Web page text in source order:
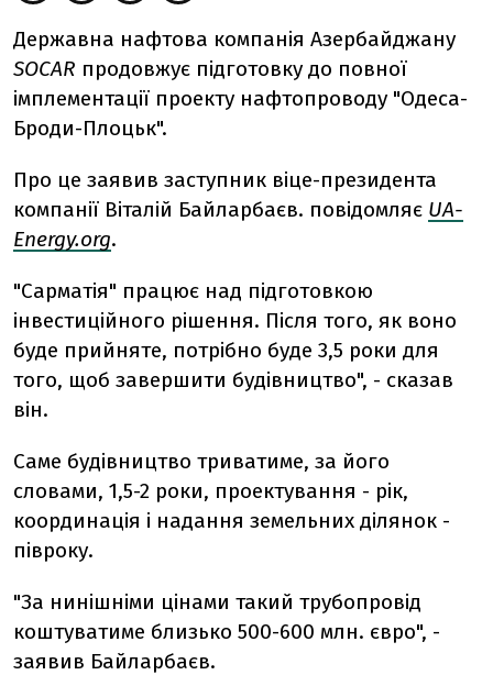
Державна нафтова компанія Азербайджану
SOCAR продовжує підготовку до повної
імплементації проекту нафтопроводу "Одеса-
Броди-Плоцьк".
Про це заявив заступник віце-президента
компанії Віталій Байларбаєв. повідомляє UA-
Energy.org.
"Сарматія" працює над підготовкою
інвестиційного рішення. Після того, як воно
буде прийняте, потрібно буде 3,5 роки для
того, щоб завершити будівництво", - сказав
він.
Саме будівництво триватиме, за його
словами, 1,5-2 роки, проектування - рік,
координація і надання земельних ділянок -
півроку.
"За нинішніми цінами такий трубопровід
коштуватиме близько 500-600 млн. євро", -
заявив Байларбаєв.